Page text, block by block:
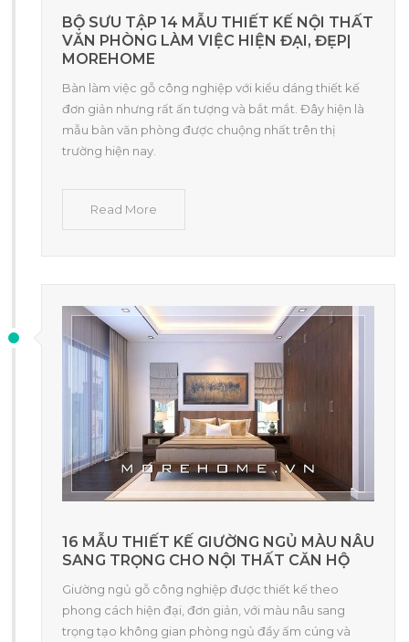
BỘ SƯU TẬP 14 MẪU THIẾT KẾ NỘI THẤT
VĂN PHÒNG LÀM VIỆC HIỆN ĐẠI, ĐẸP|
MOREHOME
Bàn làm việc gỗ công nghiệp với kiểu dáng thiết kế
đơn giản nhưng rất ấn tượng và bắt mắt. Đây hiện là
mẫu bàn văn phòng được chuộng nhất trên thị
trường hiện nay.
Read More
16 MẪU THIẾT KẾ GIƯỜNG NGỦ MÀU NÂU
SANG TRỌNG CHO NỘI THẤT CĂN HỘ
Giường ngủ gỗ công nghiệp được thiết kế theo
phong cách hiện đại, đơn giản, với màu nâu sang
trọng tạo không gian phòng ngủ đầy ấm cúng và